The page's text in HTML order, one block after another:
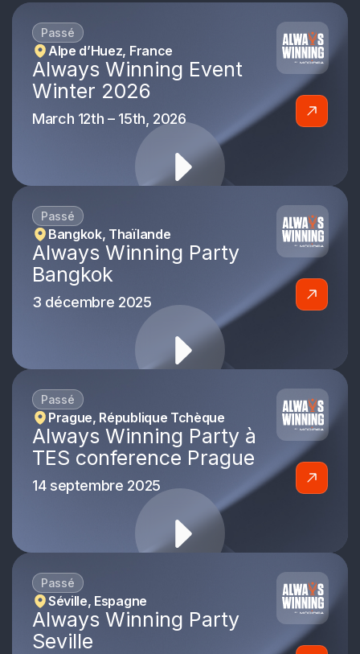
Passé
Alpe d’Huez, France
Always Winning Event
Winter 2026
March 12th – 15th, 2026
Passé
Bangkok, Thaïlande
Always Winning Party
Bangkok
3 décembre 2025
Passé
Prague, République Tchèque
Always Winning Party à
TES conference Prague
14 septembre 2025
Passé
Séville, Espagne
Always Winning Party
Seville